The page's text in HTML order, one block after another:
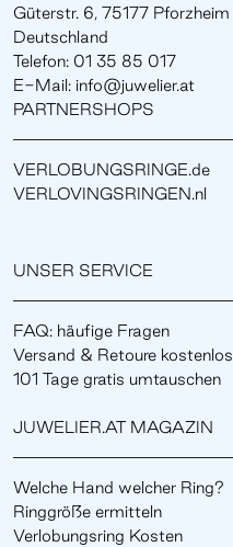
Güterstr. 6, 75177 Pforzheim
Deutschland
Telefon: 01 35 85 017
E-Mail: info@juwelier.at
PARTNERSHOPS
VERLOBUNGSRINGE.de
VERLOVINGSRINGEN.nl
UNSER SERVICE
FAQ: häufige Fragen
Versand & Retoure kostenlos
101 Tage gratis umtauschen
JUWELIER.AT MAGAZIN
Welche Hand welcher Ring?
Ringgröße ermitteln
Verlobungsring Kosten